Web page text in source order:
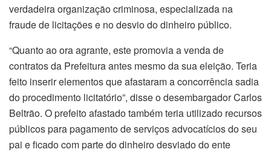
verdadeira organização criminosa, especializada na
fraude de licitações e no desvio do dinheiro público.
“Quanto ao ora agrante, este promovia a venda de
contratos da Prefeitura antes mesmo da sua eleição. Teria
feito inserir elementos que afastaram a concorrência sadia
do procedimento licitatório”, disse o desembargador Carlos
Beltrão. O prefeito afastado também teria utilizado recursos
públicos para pagamento de serviços advocatícios do seu
pai e ficado com parte do dinheiro desviado do ente